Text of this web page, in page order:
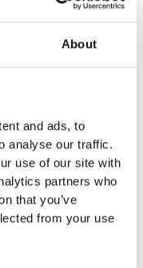
About
and ads, to
analyse our traffic.
use of our site with
partners who
that you’ve
from your use
80 års
for stor
i Danmark på